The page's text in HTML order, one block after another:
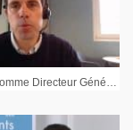
Loïc Vandromme Directeur Général Hexaom : « Garder une bonne trésorerie »